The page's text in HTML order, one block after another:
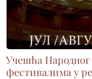
Учешћа
фестивалима у